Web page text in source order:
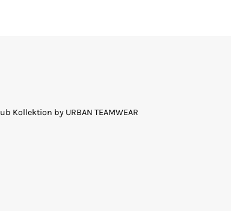
Kollektion by URBAN TEAMWEAR